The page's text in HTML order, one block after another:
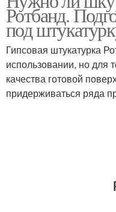
Ротбанд.
под
Гипсовая штукатурка
использовании, но для
качества готовой
придерживаться ряда